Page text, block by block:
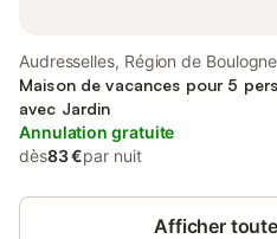
Audresselles, Région de
sur-Mer
Maison de vacances pour 5
avec Jardin
Annulation gratuite
dès83 €par nuit
Afficher